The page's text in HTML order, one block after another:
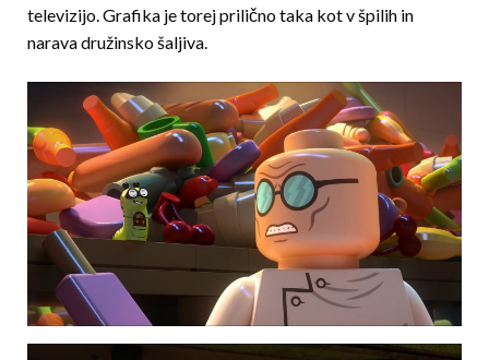
televizijo. Grafika je torej prilično taka kot v špilih in
narava družinsko šaljiva.